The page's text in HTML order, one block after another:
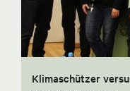
Klimaschützer